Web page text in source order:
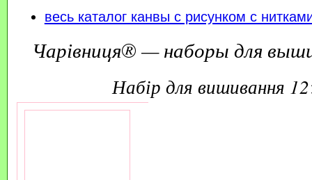
весь каталог канвы с рисунком с
Чарівниця® — наборы для
набір для вишивання